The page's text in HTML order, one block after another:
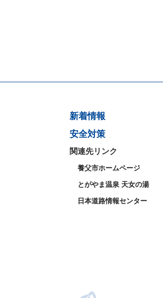
新着情報
安全対策
関連先リンク
養父市ホームページ
とがやま温泉 天女の湯
日本道路情報センター